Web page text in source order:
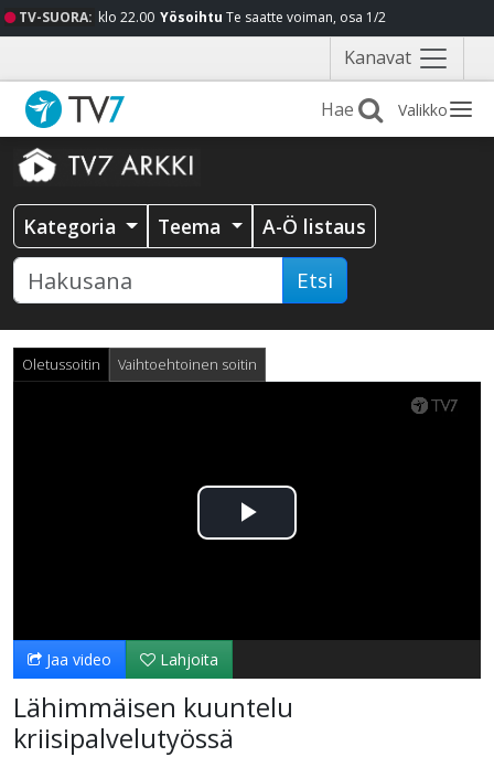
TV-SUORA: klo 22.00 Yösoihtu Te saatte voiman, osa 1/2
Kanavat Näytä
valikko
Valikko
Kategoria Teema A-Ö listaus
Etsi
Oletussoitin Vaihtoehtoinen soitin
Toista
Jaa video Lahjoita
Lähimmäisen kuuntelu
kriisipalvelutyössä